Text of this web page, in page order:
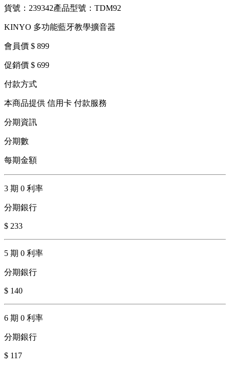
貨號：239342產品型號：TDM92
KINYO 多功能藍牙教學擴音器
會員價 $ 899
促銷價 $ 699
付款方式
本商品提供 信用卡 付款服務
分期資訊
分期數
每期金額
3 期 0 利率
分期銀行
$ 233
5 期 0 利率
分期銀行
$ 140
6 期 0 利率
分期銀行
$ 117